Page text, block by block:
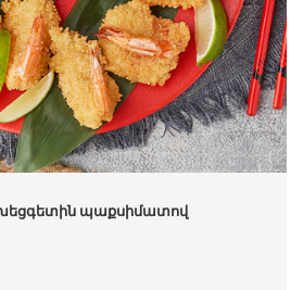
պաքսիմատով